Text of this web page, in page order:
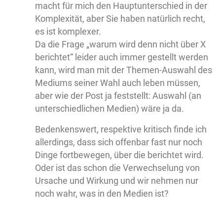
macht für mich den Hauptunterschied in der
Komplexität, aber Sie haben natürlich recht,
es ist komplexer.
Da die Frage „warum wird denn nicht über X
berichtet“ leider auch immer gestellt werden
kann, wird man mit der Themen-Auswahl des
Mediums seiner Wahl auch leben müssen,
aber wie der Post ja feststellt: Auswahl (an
unterschiedlichen Medien) wäre ja da.
Bedenkenswert, respektive kritisch finde ich
allerdings, dass sich offenbar fast nur noch
Dinge fortbewegen, über die berichtet wird.
Oder ist das schon die Verwechselung von
Ursache und Wirkung und wir nehmen nur
noch wahr, was in den Medien ist?